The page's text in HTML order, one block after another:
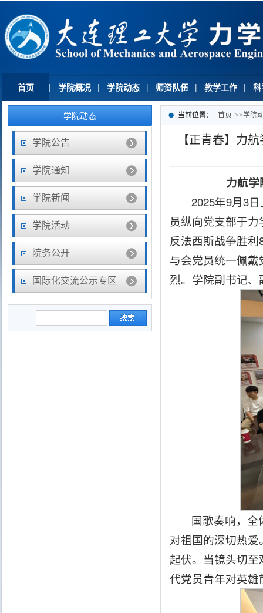
首页 | 学院概况 | 学院动态 | 师资队伍 | 教学工作 |
学院动态
学院公告
学院通知
学院新闻
学院活动
院务公开
国际化交流公示专区
当前位置： 首页 >>学院
【正青春】力
力航
2025年9月3
员纵向党支部于
反法西斯战争胜
与会党员统一佩
烈。 学院副书记
国歌奏响，全
对祖国的深切热
起伏。当镜头切
代党员青年对英